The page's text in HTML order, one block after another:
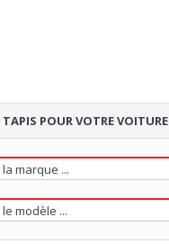
TAPIS POUR VOTRE VOITURE